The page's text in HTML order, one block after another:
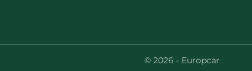
© 2026 - Europcar